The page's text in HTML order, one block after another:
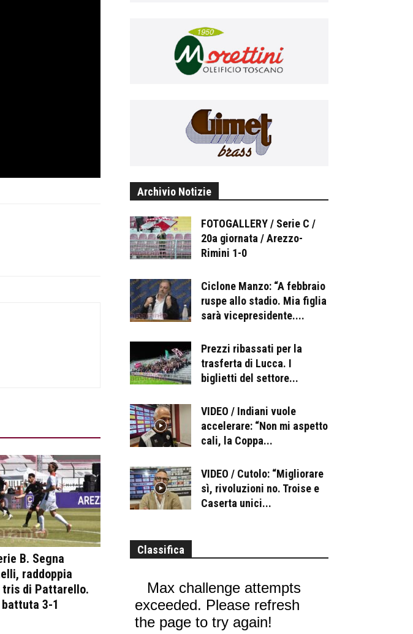
B. Segna
raddoppia
tris di Pattarello.
3-1
Archivio Notizie
FOTOGALLERY / Serie C /
20a giornata / Arezzo-
Rimini 1-0
Ciclone Manzo: “A febbraio
ruspe allo stadio. Mia figlia
sarà vicepresidente....
Prezzi ribassati per la
trasferta di Lucca. I
biglietti del settore...
VIDEO / Indiani vuole
accelerare: “Non mi aspetto
cali, la Coppa...
VIDEO / Cutolo: “Migliorare
sì, rivoluzioni no. Troise e
Caserta unici...
Classifica